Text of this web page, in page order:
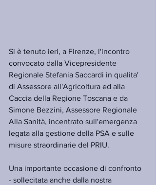
Si è tenuto ieri, a Firenze, l'incontro
convocato dalla Vicepresidente
Regionale Stefania Saccardi in qualita'
di Assessore all'Agricoltura ed alla
Caccia della Regione Toscana e da
Simone Bezzini, Assessore Regionale
Alla Sanità, incentrato sull'emergenza
legata alla gestione della PSA e sulle
misure straordinarie del PRIU.
Una importante occasione di confronto
- sollecitata anche dalla nostra